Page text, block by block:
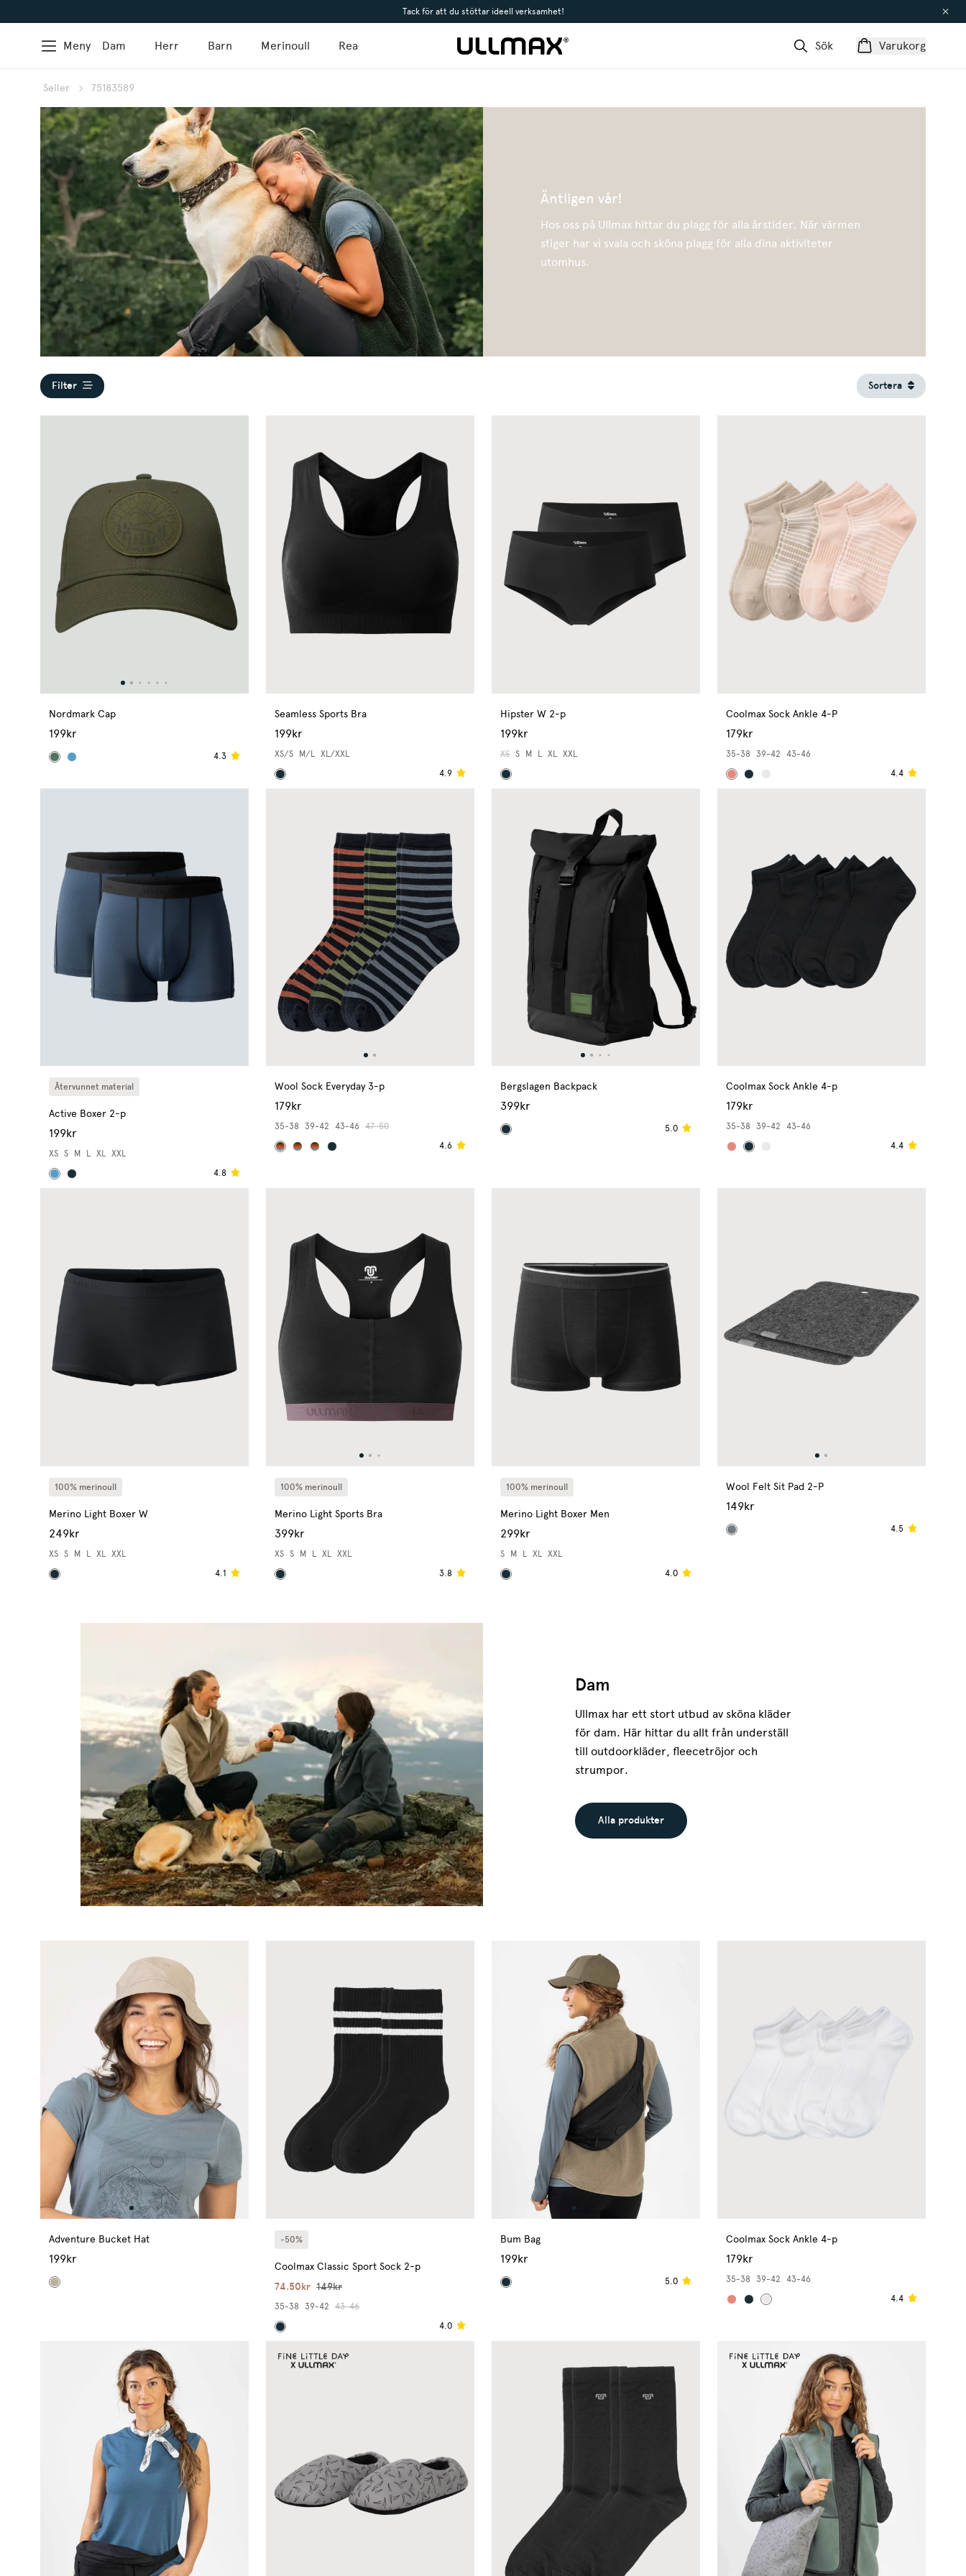
Tack för att du stöttar ideell verksamhet!
Meny Dam Herr Barn Merinoull Rea Sök Varukorg
Seller 75183589
Äntligen vår!
Hos oss på Ullmax hittar du plagg för alla årstider. När värmen
stiger har vi svala och sköna plagg för alla dina aktiviteter
utomhus.
Filter Sortera
Nordmark Cap
199kr
4.3
Seamless Sports Bra
199kr
XS/S M/L
XL/XXL
4.9
Hipster W 2-p
199kr
XS S M L XL XXL
Coolmax Sock Ankle 4-P
179kr
35-38 39-42
43-46
4.4
Återvunnet material
Active Boxer 2-p
199kr
XS S M L XL XXL
4.8
Wool Sock Everyday 3-p
179kr
35-38 39-42 43-46
47-50
4.6
Bergslagen Backpack
399kr
5.0
Coolmax Sock Ankle 4-p
179kr
35-38 39-42
43-46
4.4
100% merinoull
Merino Light Boxer W
249kr
XS S M L XL XXL
4.1
100% merinoull
Merino Light Sports Bra
399kr
XS S M L XL XXL
3.8
100% merinoull
Merino Light Boxer Men
299kr
S M L XL XXL
4.0
Wool Felt Sit Pad 2-P
149kr
4.5
Dam
Ullmax har ett stort utbud av sköna kläder
för dam. Här hittar du allt från underställ
till outdoorkläder, fleecetröjor och
strumpor.
Alla produkter
Adventure Bucket Hat
199kr
-50%
Coolmax Classic Sport Sock 2-p
74.50kr 149kr
35-38 39-42
43-46
4.0
Bum Bag
199kr
5.0
Coolmax Sock Ankle 4-p
179kr
35-38 39-42
43-46
4.4